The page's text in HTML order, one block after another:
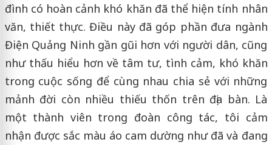
đình có hoàn cảnh khó khăn đã thể hiện tính nhân
văn, thiết thực. Điều này đã góp phần đưa ngành
Điện Quảng Ninh gần gũi hơn với người dân, cũng
như thấu hiểu hơn về tâm tư, tình cảm, khó khăn
trong cuộc sống để cùng nhau chia sẻ với những
mảnh đời còn nhiều thiếu thốn trên địa bàn. Là
một thành viên trong đoàn công tác, tôi cảm
nhận được sắc màu áo cam dường như đã và đang